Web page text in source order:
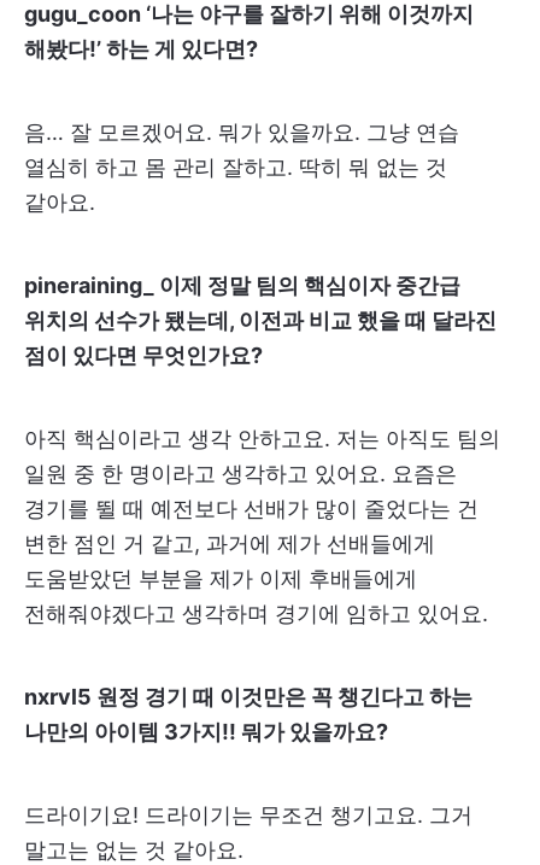
gugu_coon ‘나는 야구를 잘하기 위해 이것까지
해봤다!’ 하는 게 있다면?
음… 잘 모르겠어요. 뭐가 있을까요. 그냥 연습
열심히 하고 몸 관리 잘하고. 딱히 뭐 없는 것
같아요.
pineraining_ 이제 정말 팀의 핵심이자 중간급
위치의 선수가 됐는데, 이전과 비교 했을 때 달라진
점이 있다면 무엇인가요?
아직 핵심이라고 생각 안하고요. 저는 아직도 팀의
일원 중 한 명이라고 생각하고 있어요. 요즘은
경기를 뛸 때 예전보다 선배가 많이 줄었다는 건
변한 점인 거 같고, 과거에 제가 선배들에게
도움받았던 부분을 제가 이제 후배들에게
전해줘야겠다고 생각하며 경기에 임하고 있어요.
nxrvl5 원정 경기 때 이것만은 꼭 챙긴다고 하는
나만의 아이템 3가지!! 뭐가 있을까요?
드라이기요! 드라이기는 무조건 챙기고요. 그거
말고는 없는 것 같아요.